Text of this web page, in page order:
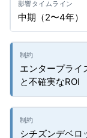
中期（2〜4年）
エンタープライ
と不確実なROI
シチズンデベロ